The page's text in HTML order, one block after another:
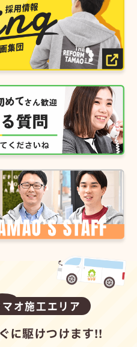
オ施工エリア
に駆けつけます!!